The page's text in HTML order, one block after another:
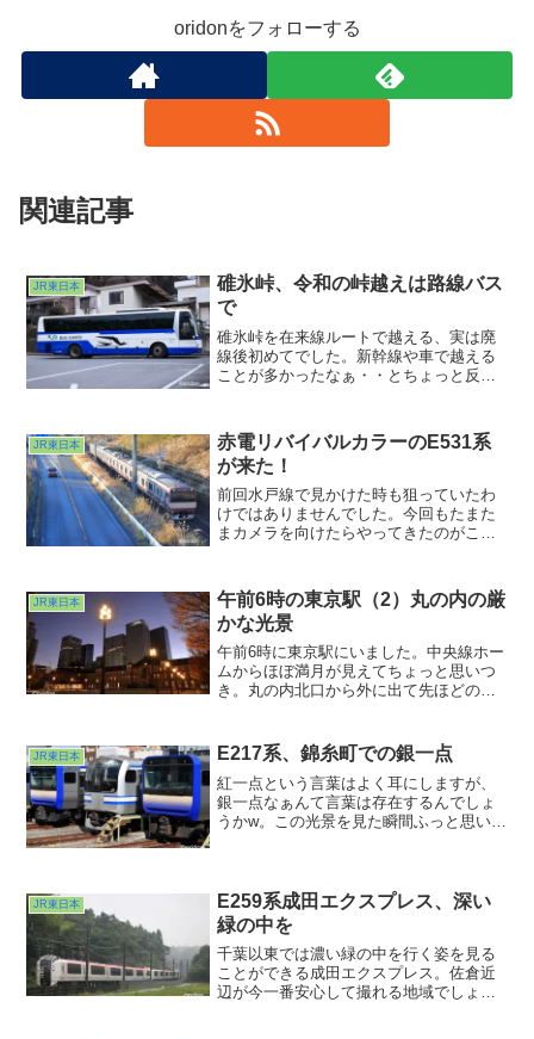
oridonをフォローする
関連記事
JR東日本
碓氷峠、令和の峠越えは路線バス
で
碓氷峠を在来線ルートで越える、実は廃
線後初めてでした。新幹線や車で越える
ことが多かったなぁ・・とちょっと反
もなく。だからシャッター切る気になら
なかったんだと思います。鉄道時代と同
じくらい？の所要時間でバスは定刻に峠
を越えました。次回から長野の旅です
JR東日本
赤電リバイバルカラーのE531系
が来た！
前回水戸線で見かけた時も狙っていたわ
けではありませんでした。今回もたまた
まカメラを向けたらやってきたのがこれ
２回目の邂逅は早朝の常磐線でした。朝
日ギラギラ海風ビュービュー寒さに震え
ながらの待機時間が報われたような気が
しました。
JR東日本
午前6時の東京駅（2）丸の内の厳
かな光景
午前6時に東京駅にいました。中央線ホー
ムからほぼ満月が見えてちょっと思いつ
き。丸の内北口から外に出て先ほどのほ
30分早ければ通りのど真ん中に月がいた
ようで・・・。
JR東日本 E217系、錦糸町での銀一点
紅一点という言葉はよく耳にしますが、
銀一点なぁんて言葉は存在するんでしょ
うかw。この光景を見た瞬間ふっと思い浮
礼。が、この日は１本だけE217系が一緒
に並んでいたのです。
JR東日本
E259系成田エクスプレス、深い
緑の中を
千葉以東では濃い緑の中を行く姿を見る
ことができる成田エクスプレス。佐倉近
辺が今一番安心して撮れる地域でしょう